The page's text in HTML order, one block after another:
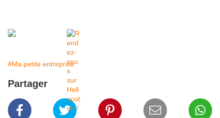
#Ma petite entreprise
Partager